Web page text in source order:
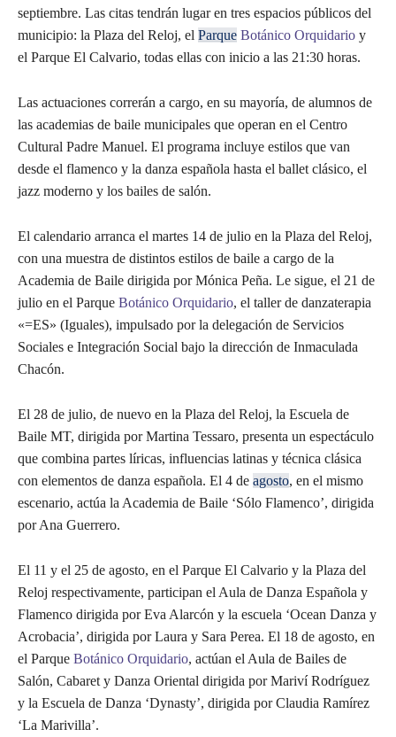
septiembre. Las citas tendrán lugar en tres espacios públicos del
municipio: la Plaza del Reloj, el Parque Botánico Orquidario y
el Parque El Calvario, todas ellas con inicio a las 21:30 horas.
Las actuaciones correrán a cargo, en su mayoría, de alumnos de
las academias de baile municipales que operan en el Centro
Cultural Padre Manuel. El programa incluye estilos que van
desde el flamenco y la danza española hasta el ballet clásico, el
jazz moderno y los bailes de salón.
El calendario arranca el martes 14 de julio en la Plaza del Reloj,
con una muestra de distintos estilos de baile a cargo de la
Academia de Baile dirigida por Mónica Peña. Le sigue, el 21 de
julio en el Parque Botánico Orquidario, el taller de danzaterapia
«=ES» (Iguales), impulsado por la delegación de Servicios
Sociales e Integración Social bajo la dirección de Inmaculada
Chacón.
El 28 de julio, de nuevo en la Plaza del Reloj, la Escuela de
Baile MT, dirigida por Martina Tessaro, presenta un espectáculo
que combina partes líricas, influencias latinas y técnica clásica
con elementos de danza española. El 4 de agosto, en el mismo
escenario, actúa la Academia de Baile ‘Sólo Flamenco’, dirigida
por Ana Guerrero.
El 11 y el 25 de agosto, en el Parque El Calvario y la Plaza del
Reloj respectivamente, participan el Aula de Danza Española y
Flamenco dirigida por Eva Alarcón y la escuela ‘Ocean Danza y
Acrobacia’, dirigida por Laura y Sara Perea. El 18 de agosto, en
el Parque Botánico Orquidario, actúan el Aula de Bailes de
Salón, Cabaret y Danza Oriental dirigida por Mariví Rodríguez
y la Escuela de Danza ‘Dynasty’, dirigida por Claudia Ramírez
‘La Marivilla’.